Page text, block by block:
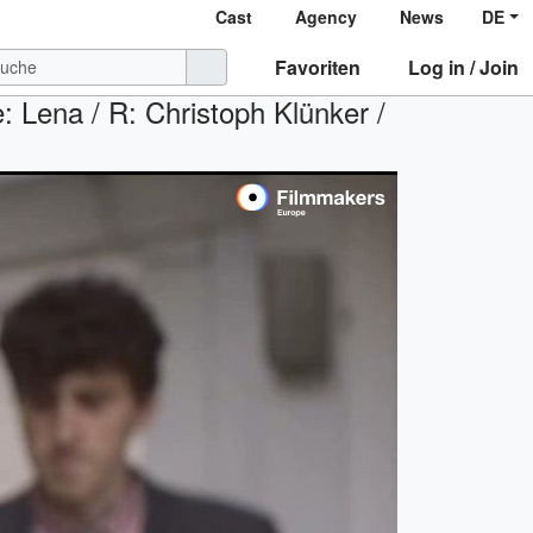
Cast Agency News DE
Favoriten Log in / Join
Lena / R: Christoph Klünker /